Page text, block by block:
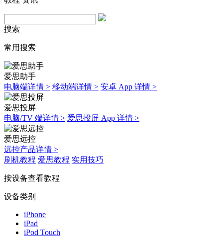
搜索
常用搜索
爱思助手
电脑端详情 > 移动端详情 > 安卓 App 详情 >
爱思投屏
电脑/TV 端详情 > 爱思投屏 App 详情 >
爱思远控
远控产品详情 >
刷机教程 爱思教程 实用技巧
按设备查看教程
设备类别
iPhone
iPad
iPod Touch